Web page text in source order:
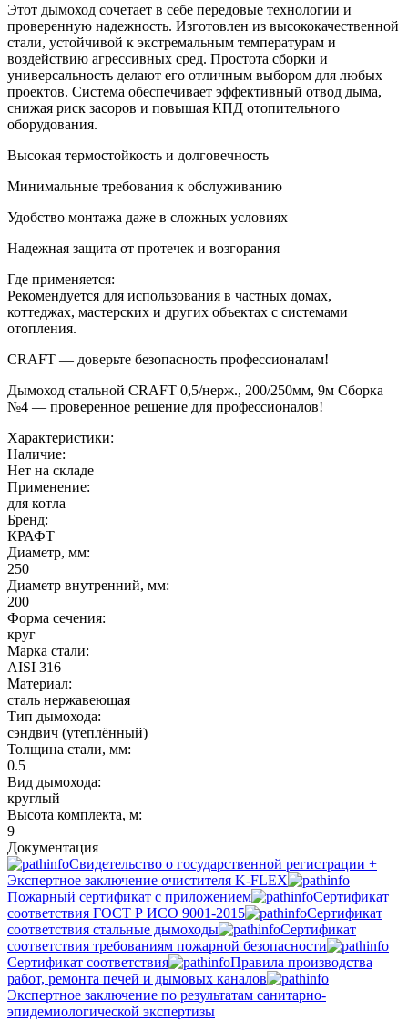
Этот дымоход сочетает в себе передовые технологии и
проверенную надежность. Изготовлен из высококачественной
стали, устойчивой к экстремальным температурам и
воздействию агрессивных сред. Простота сборки и
универсальность делают его отличным выбором для любых
проектов. Система обеспечивает эффективный отвод дыма,
снижая риск засоров и повышая КПД отопительного
оборудования.
Высокая термостойкость и долговечность
Минимальные требования к обслуживанию
Удобство монтажа даже в сложных условиях
Надежная защита от протечек и возгорания
Где применяется:
Рекомендуется для использования в частных домах,
коттеджах, мастерских и других объектах с системами
отопления.
CRAFT — доверьте безопасность профессионалам!
Дымоход стальной CRAFT 0,5/нерж., 200/250мм, 9м Сборка
№4 — проверенное решение для профессионалов!
Характеристики:
Наличие:
Нет на складе
Применение:
для котла
Бренд:
КРАФТ
Диаметр, мм:
250
Диаметр внутренний, мм:
200
Форма сечения:
круг
Марка стали:
AISI 316
Материал:
сталь нержавеющая
Тип дымохода:
сэндвич (утеплённый)
Толщина стали, мм:
0.5
Вид дымохода:
круглый
Высота комплекта, м:
9
Документация
Свидетельство о государственной регистрации +
Экспертное заключение очистителя K-FLEX
Пожарный сертификат с приложением
Сертификат
соответствия ГОСТ Р ИСО 9001-2015
Сертификат
соответствия стальные дымоходы
Сертификат
соответствия требованиям пожарной безопасности
Сертификат соответствия
Правила производства
работ, ремонта печей и дымовых каналов
Экспертное заключение по результатам санитарно-
эпидемиологической экспертизы